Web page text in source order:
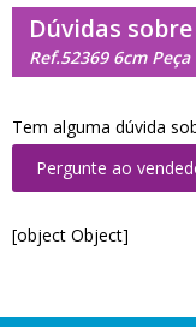
Dúvidas
Ref.52369 6cm
Tem alguma dúvida
Pergunte ao
[object Object]